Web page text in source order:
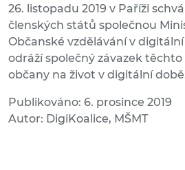
26. listopadu 2019 v Paříži
členských států společnou
Občanské vzdělávání v
odráží společný závazek
občany na život v digitální
Publikováno: 6. prosince 2019
Autor: DigiKoalice, MŠMT